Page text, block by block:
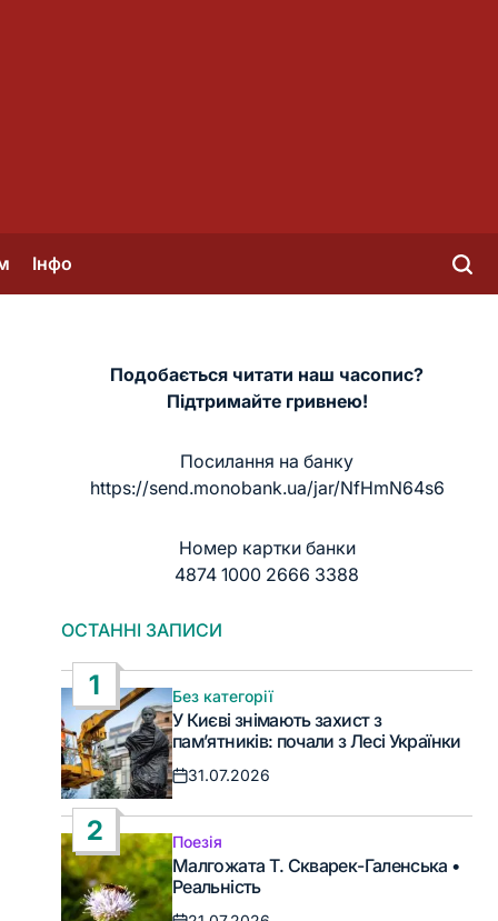
Інфо
Подобається читати наш часопис?
Підтримайте гривнею!
Посилання на банку
https://send.monobank.ua/jar/NfHmN64s6
Номер картки банки
4874 1000 2666 3388
ОСТАННІ ЗАПИСИ
1
Опублікувати
у
Без категорії
У Києві знімають захист з
пам’ятників: почали з Лесі Українки
Дата
31.07.2026
2
Опублікувати
у
Поезія
Малгожата Т. Скварек-Галенська •
Реальність